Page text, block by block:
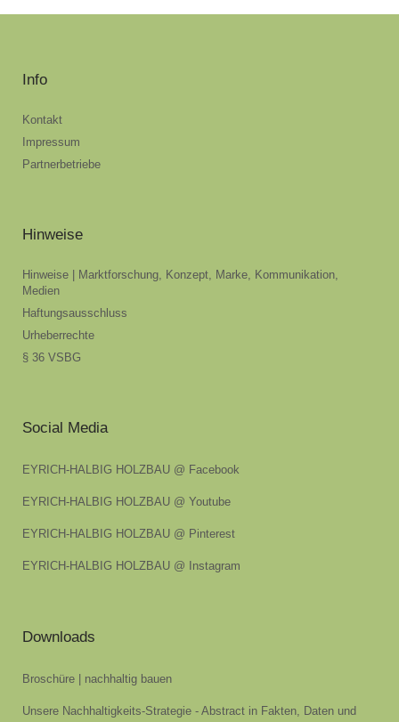
Info
Kontakt
Impressum
Partnerbetriebe
Hinweise
Hinweise | Marktforschung, Konzept, Marke, Kommunikation,
Medien
Haftungsausschluss
Urheberrechte
§ 36 VSBG
Social Media
EYRICH-HALBIG HOLZBAU @ Facebook
EYRICH-HALBIG HOLZBAU @ Youtube
EYRICH-HALBIG HOLZBAU @ Pinterest
EYRICH-HALBIG HOLZBAU @ Instagram
Downloads
Broschüre | nachhaltig bauen
Unsere Nachhaltigkeits-Strategie - Abstract in Fakten, Daten und